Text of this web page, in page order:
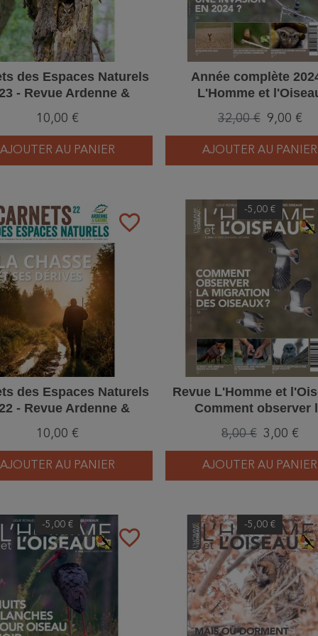
des Espaces Naturels
- Revue Ardenne &
10,00 €
AJOUTER AU PANIER
Année complète
L'Homme et
32,00 € 9,00 €
AJOUTER AU PANIER
favorite_border
des Espaces Naturels
- Revue Ardenne &
10,00 €
AJOUTER AU PANIER
-5,00 €
Revue L'Homme et
Comment observer
4/2024
8,00 € 3,00 €
AJOUTER AU PANIER
favorite_border
-5,00 € -5,00 €